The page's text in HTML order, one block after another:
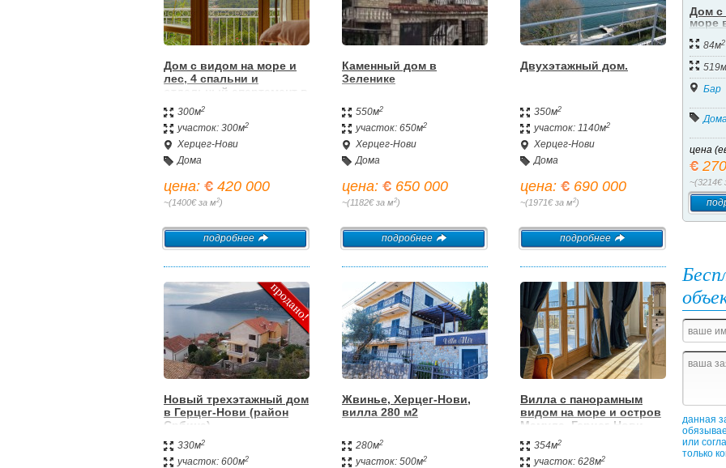
Дом с видом на море и
лес, 4 спальни и
отдельный апартамент в
Суторине, Герцег-Нови
300м2
участок: 300м2
Херцег-Нови
Дома
цена: 420 000
~(1400€ за м2)
подробнее
Каменный дом в
Зеленике
550м2
участок: 650м2
Херцег-Нови
Дома
цена: 650 000
~(1182€ за м2)
подробнее
Двухэтажный дом.
350м2
участок: 1140м2
Херцег-Нови
Дома
цена: 690 000
~(1971€ за м2)
подробнее
Новый трехэтажный дом
в Герцег-Нови (район
Србина).
330м2
участок: 600м2
Жвинье, Херцег-Нови,
вилла 280 м2
280м2
участок: 500м2
Вилла с панорамным
видом на море и остров
Мамула, Герцег-Нови
354м2
участок: 628м2
Дом с
море
84м2
519м
Бар
цена
~(3214€
данная
или
только